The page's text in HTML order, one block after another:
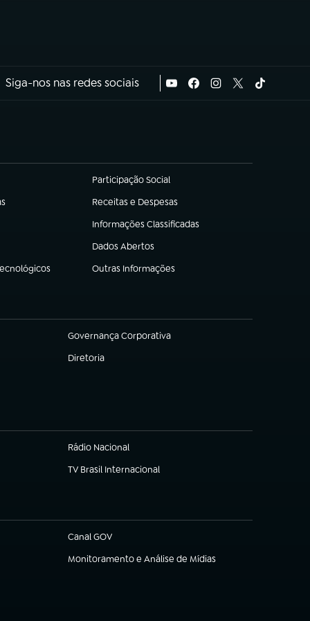
Siga-nos nas redes sociais
Participação Social
(abre em nova aba)
Receitas e Despesas
(abre em nova aba)
Informações Classificadas
(abre em nova aba)
Dados Abertos
(abre em nova aba)
Outras Informações
(abre em nova aba)
Governança Corporativa
(abre em nova aba)
Diretoria
(abre em nova aba)
Rádio Nacional
TV Brasil Internacional
(abre em nova aba)
Canal GOV
(abre em nova aba)
Monitoramento e Análise de Mídias
(abre em nova aba)